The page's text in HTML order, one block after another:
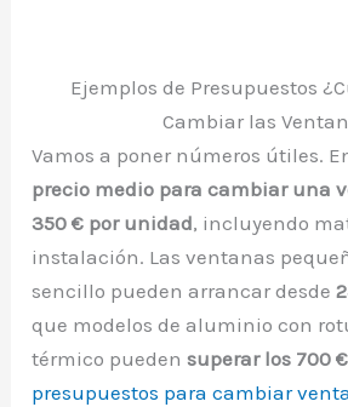
Ejemplos de Presupuestos
Cambiar las
Vamos a poner números útiles.
precio medio para cambiar una
350 € por unidad, incluyendo
instalación. Las ventanas
sencillo pueden arrancar desde
que modelos de aluminio con
térmico puedensuperar los 700 €
presupuestos para cambiar